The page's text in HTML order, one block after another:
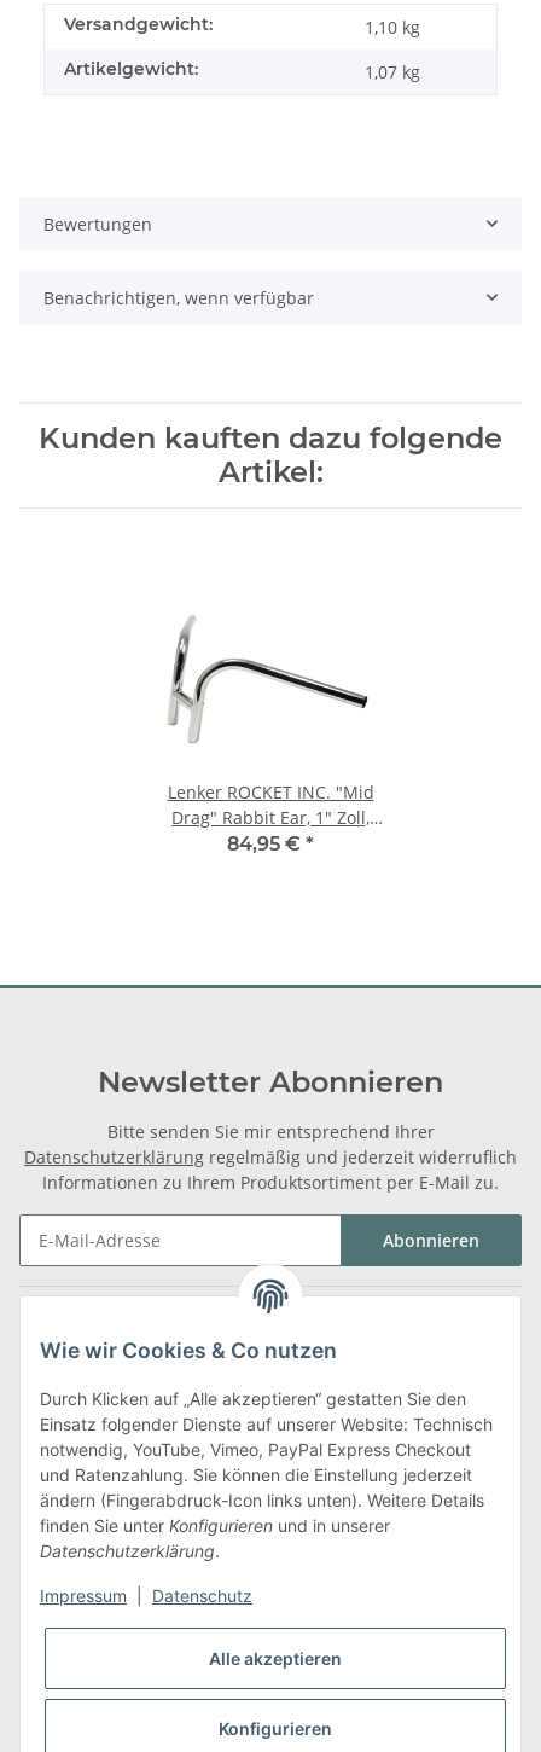
Versandgewicht: 1,10 kg
Artikelgewicht: 1,07 kg
Bewertungen
Benachrichtigen, wenn verfügbar
Kunden kauften dazu folgende
Artikel:
Lenker ROCKET INC. "Mid
Drag" Rabbit Ear, 1" Zoll,
chrom
84,95 € *
Newsletter Abonnieren
Bitte senden Sie mir entsprechend Ihrer
Datenschutzerklärung regelmäßig und jederzeit widerruflich
Informationen zu Ihrem Produktsortiment per E-Mail zu.
Abonnieren
Informationen
Zahlarten
Wie wir Cookies & Co nutzen
Durch Klicken auf „Alle akzeptieren“ gestatten Sie den
Einsatz folgender Dienste auf unserer Website: Technisch
notwendig, YouTube, Vimeo, PayPal Express Checkout
und Ratenzahlung. Sie können die Einstellung jederzeit
ändern (Fingerabdruck-Icon links unten). Weitere Details
finden Sie unter Konfigurieren und in unserer
Datenschutzerklärung.
Impressum Datenschutz
Alle akzeptieren
Konfigurieren